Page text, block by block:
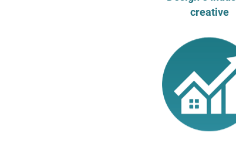
creative